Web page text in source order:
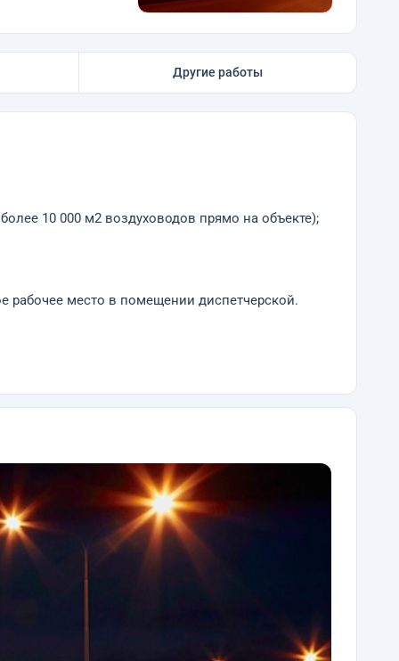
Другие работы
10 000 м2 воздуховодов прямо на объекте);
рабочее место в помещении диспетчерской.